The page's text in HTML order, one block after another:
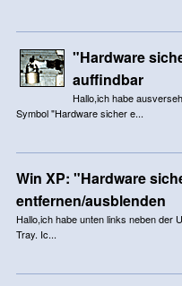
"Hardware
auffindbar
Hallo,ich habe
Symbol "Hardware sicher e...
Win XP: "Hardware
entfernen/ausblenden
Hallo,ich habe unten links neben der
Tray. Ic...